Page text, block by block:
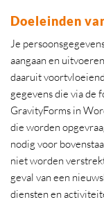
Doeleinden
Je
aangaan en
daaruit
gegevens die via de
GravityForms in
die worden
nodig voor
niet worden
geval van een
diensten en